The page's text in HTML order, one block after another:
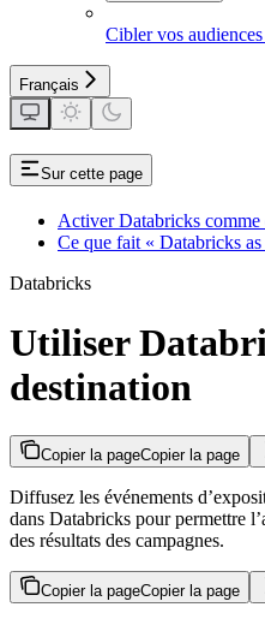
Cibler vos
Français
Sur cette page
Activer Databricks comme
Ce que fait « Databricks
Databricks
Utiliser
destination
Copier la pageCopier la page
Diffusez les événements
dans Databricks pour permettre
des résultats des campagnes.
Copier la pageCopier la page